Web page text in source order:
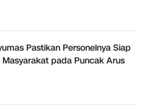
Pastikan Personelnya Siap
Masyarakat pada Puncak Arus